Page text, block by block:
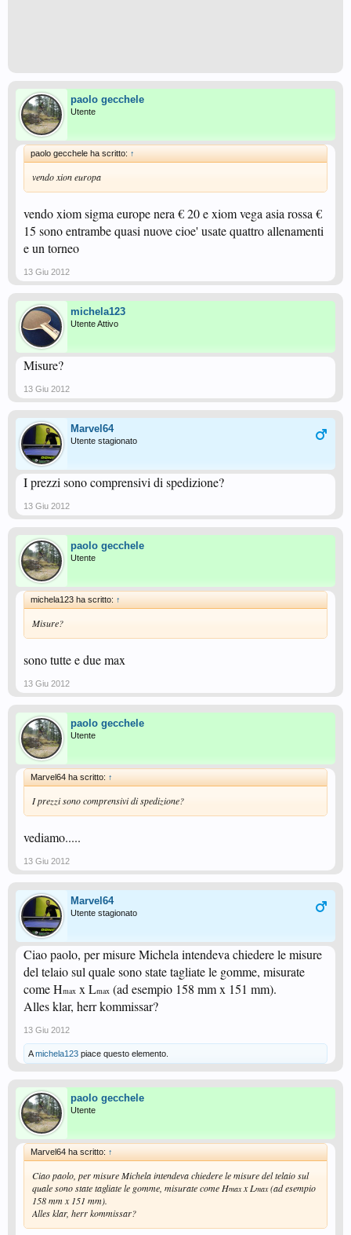
paolo gecchele
Utente
paolo gecchele ha scritto: ↑
vendo xion europa
vendo xiom sigma europe nera € 20 e xiom vega asia rossa €
15 sono entrambe quasi nuove cioe' usate quattro allenamenti
e un torneo
13 Giu 2012
michela123
Utente Attivo
Misure?
13 Giu 2012
Marvel64
Utente stagionato
I prezzi sono comprensivi di spedizione?
13 Giu 2012
paolo gecchele
Utente
michela123 ha scritto: ↑
Misure?
sono tutte e due max
13 Giu 2012
paolo gecchele
Utente
Marvel64 ha scritto: ↑
I prezzi sono comprensivi di spedizione?
vediamo.....
13 Giu 2012
Marvel64
Utente stagionato
Ciao paolo, per misure Michela intendeva chiedere le misure
del telaio sul quale sono state tagliate le gomme, misurate
come Hmax x Lmax (ad esempio 158 mm x 151 mm).
Alles klar, herr kommissar?
13 Giu 2012
Amichela123 piace questo elemento.
paolo gecchele
Utente
Marvel64 ha scritto: ↑
Ciao paolo, per misure Michela intendeva chiedere le misure del telaio sul
quale sono state tagliate le gomme, misurate come Hmaxx Lmax(ad esempio
158 mm x 151 mm).
Alles klar, herr kommissar?